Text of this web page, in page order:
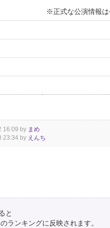
※正式な公演情報は
16:09 by まめ
23:34 by えんち
と
ランキングに反映されます。